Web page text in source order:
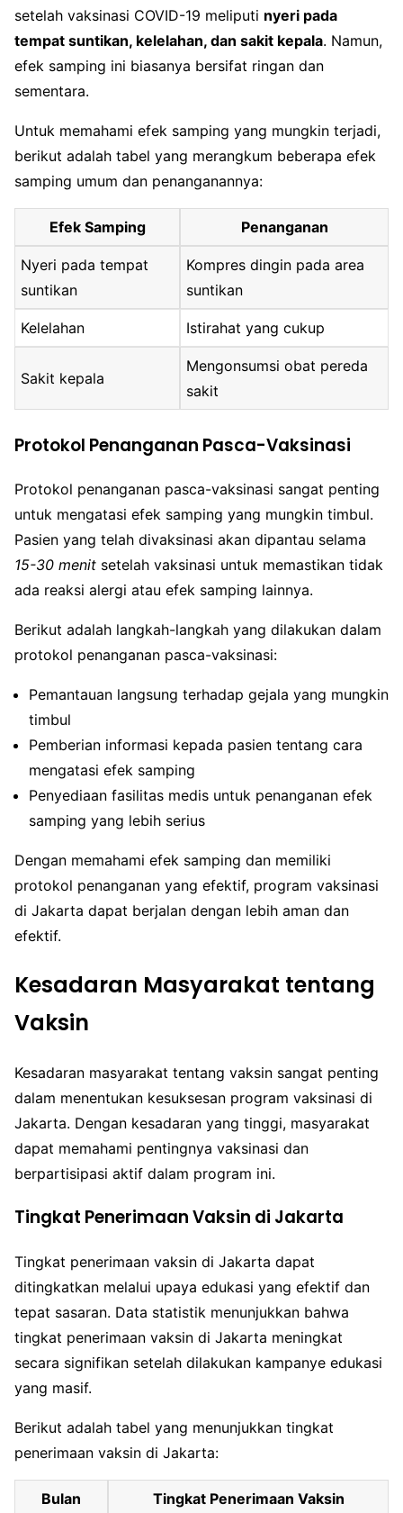
setelah vaksinasi COVID-19 meliputi nyeri pada
tempat suntikan, kelelahan, dan sakit kepala. Namun,
efek samping ini biasanya bersifat ringan dan
sementara.
Untuk memahami efek samping yang mungkin terjadi,
berikut adalah tabel yang merangkum beberapa efek
samping umum dan penanganannya:
Efek Samping Penanganan
Nyeri pada tempat
suntikan
Kompres dingin pada area
suntikan
Kelelahan Istirahat yang cukup
Sakit kepala
Mengonsumsi obat pereda
sakit
Protokol Penanganan Pasca-Vaksinasi
Protokol penanganan pasca-vaksinasi sangat penting
untuk mengatasi efek samping yang mungkin timbul.
Pasien yang telah divaksinasi akan dipantau selama
15-30 menit setelah vaksinasi untuk memastikan tidak
ada reaksi alergi atau efek samping lainnya.
Berikut adalah langkah-langkah yang dilakukan dalam
protokol penanganan pasca-vaksinasi:
Pemantauan langsung terhadap gejala yang mungkin
timbul
Pemberian informasi kepada pasien tentang cara
mengatasi efek samping
Penyediaan fasilitas medis untuk penanganan efek
samping yang lebih serius
Dengan memahami efek samping dan memiliki
protokol penanganan yang efektif, program vaksinasi
di Jakarta dapat berjalan dengan lebih aman dan
efektif.
Kesadaran Masyarakat tentang
Vaksin
Kesadaran masyarakat tentang vaksin sangat penting
dalam menentukan kesuksesan program vaksinasi di
Jakarta. Dengan kesadaran yang tinggi, masyarakat
dapat memahami pentingnya vaksinasi dan
berpartisipasi aktif dalam program ini.
Tingkat Penerimaan Vaksin di Jakarta
Tingkat penerimaan vaksin di Jakarta dapat
ditingkatkan melalui upaya edukasi yang efektif dan
tepat sasaran. Data statistik menunjukkan bahwa
tingkat penerimaan vaksin di Jakarta meningkat
secara signifikan setelah dilakukan kampanye edukasi
yang masif.
Berikut adalah tabel yang menunjukkan tingkat
penerimaan vaksin di Jakarta:
Bulan Tingkat Penerimaan Vaksin